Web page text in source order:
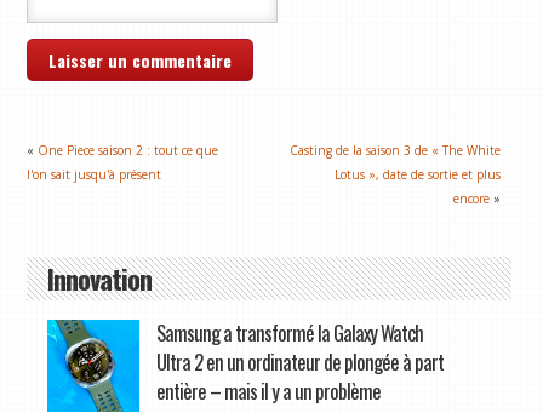
« One Piece saison 2 : tout ce que
l'on sait jusqu'à présent
Casting de la saison 3 de « The White
Lotus », date de sortie et plus
encore »
Innovation
Samsung a transformé la Galaxy Watch
Ultra 2 en un ordinateur de plongée à part
entière – mais il y a un problème